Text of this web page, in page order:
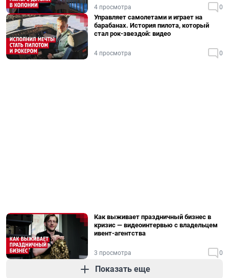
4 просмотра 0
Управляет самолетами и играет на
барабанах. История пилота, который
стал рок-звездой: видео
4 просмотра 0
Как выживает праздничный бизнес в
кризис — видеоинтервью с владельцем
ивент-агентства
3 просмотра 0
Показать еще